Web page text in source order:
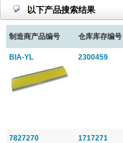
以下产品搜索结果
制造商产品编号 仓库库存编号
BIA-YL 2300459
7827270 1717271